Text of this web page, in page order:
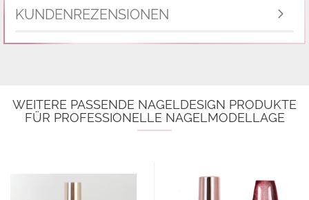
KUNDENREZENSIONEN
WEITERE PASSENDE NAGELDESIGN PRODUKTE
FÜR PROFESSIONELLE NAGELMODELLAGE